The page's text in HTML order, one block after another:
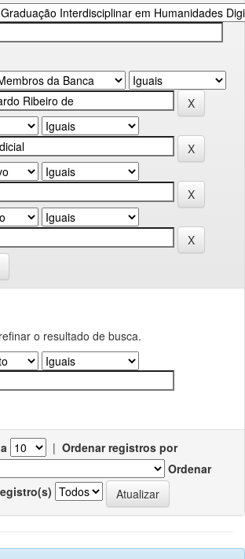
o resultado de busca.
| Ordenar registros por
Ordenar